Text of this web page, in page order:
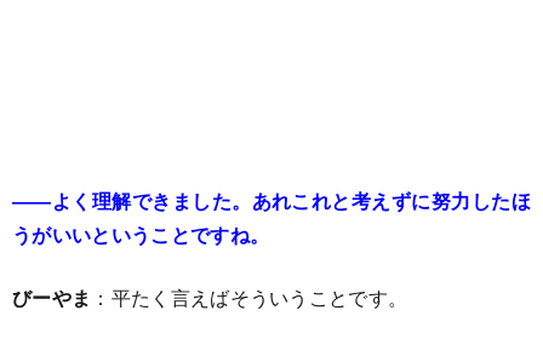
――よく理解できました。あれこれと考えずに努力したほ
うがいいということですね。
びーやま ：平たく言えばそういうことです。